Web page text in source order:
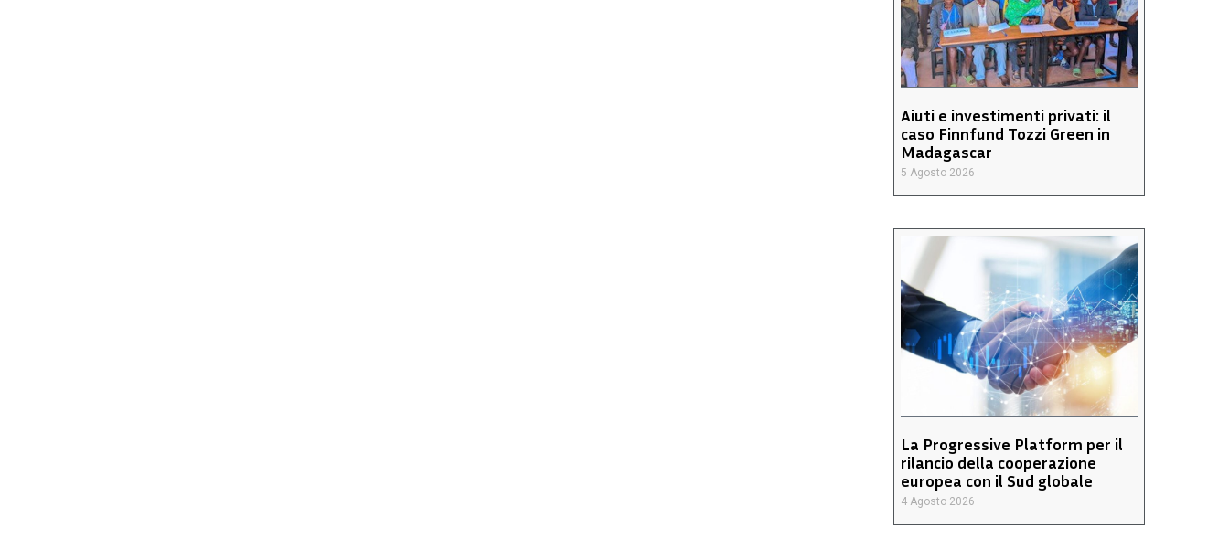
Aiuti e investimenti privati: il
caso Finnfund Tozzi Green in
Madagascar
5 Agosto 2026
La Progressive Platform per il
rilancio della cooperazione
europea con il Sud globale
4 Agosto 2026